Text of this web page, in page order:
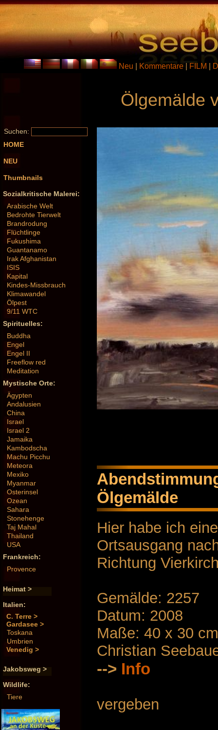
Neu Kommentare FILM
Ölgemälde
Suchen:
HOME
NEU
Thumbnails
Sozialkritische Malerei:
Arabische Welt
Bedrohte Tierwelt
Brandrodung
Flüchtlinge
Fukushima
Guantanamo
Irak Afghanistan
ISIS
Kapital
Kindes-Missbrauch
Klimawandel
Ölpest
9/11 WTC
Spirituelles:
Buddha
Engel
Engel II
Freeflow red
Meditation
Mystische Orte:
Ägypten
Andalusien
China
Israel
Israel 2
Jamaika
Kambodscha
Machu Picchu
Meteora
Mexiko
Myanmar
Osterinsel
Ozean
Sahara
Stonehenge
Taj Mahal
Thailand
USA
Frankreich:
Provence
Heimat >
Italien:
C. Terre >
Gardasee >
Toskana
Umbrien
Venedig >
Jakobsweg >
Wildlife:
Tiere
Ölgemälde
Hier habe ich
Ortsausgang
Richtung
Gemälde: 2257
Datum: 2008
Maße: 40 x 30 cm
Christian
--> Info
vergeben